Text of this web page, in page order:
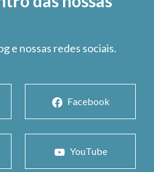
e nossas redes sociais.
Facebook
YouTube